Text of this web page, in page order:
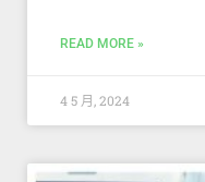
READ MORE »
4 5 月, 2024